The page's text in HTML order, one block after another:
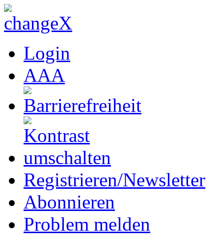
Login
AAA
Registrieren/Newsletter
Abonnieren
Problem melden